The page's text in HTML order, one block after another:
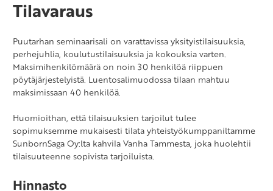
Tilavaraus
Puutarhan seminaarisali on varattavissa yksityistilaisuuksia,
perhejuhlia, koulutustilaisuuksia ja kokouksia varten.
Maksimihenkilömäärä on noin 30 henkilöä riippuen
pöytäjärjestelyistä. Luentosalimuodossa tilaan mahtuu
maksimissaan 40 henkilöä.
Huomioithan, että tilaisuuksien tarjoilut tulee
sopimuksemme mukaisesti tilata yhteistyökumppaniltamme
SunbornSaga Oy:lta kahvila Vanha Tammesta, joka huolehtii
tilaisuuteenne sopivista tarjoiluista.
Hinnasto